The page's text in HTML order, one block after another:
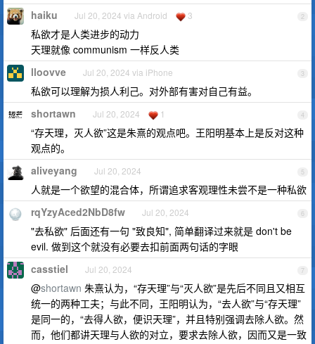
2
haiku Jul 20, 2024 via Android 3
私欲才是人类进步的动力
天理就像 communism 一样反人类
3
lloovve Jul 20, 2024 via iPhone
私欲可以理解为损人利己。对外部有害对自己有益。
4
shortawn Jul 20, 2024 1
“存天理，灭人欲”这是朱熹的观点吧。王阳明基本上是反对这种
观点的。
5
aliveyang Jul 20, 2024
人就是一个欲望的混合体，所谓追求客观理性未尝不是一种私欲
6
rqYzyAced2NbD8fw Jul 20, 2024
"去私欲" 后面还有一句 "致良知", 简单翻译过来就是 don't be
evil. 做到这个就没有必要去扣前面两句话的字眼
7
casstiel Jul 20, 2024
@shortawn 朱熹认为，“存天理”与“灭人欲”是先后不同且又相互
统一的两种工夫；与此不同，王阳明认为，“去人欲”与“存天理”
是同一的，“去得人欲，便识天理”，并且特别强调去除人欲。然
而，他们都讲天理与人欲的对立，要求去除人欲，因而又是一致